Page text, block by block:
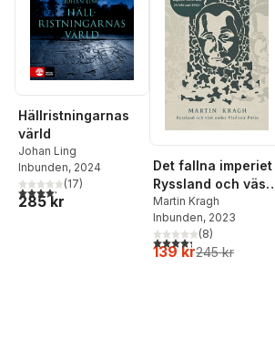
Hällristningarnas
värld
Johan Ling
Inbunden, 2024
4,2utav 5 stjärnor. Totalt antal röster:
(17)
285 kr
Det fallna imperiet
Ryssland och väst
under Vladimir
Putin
Martin Kragh
Inbunden, 2023
4,3utav 5 stjärnor.
(8)
139 kr245 kr